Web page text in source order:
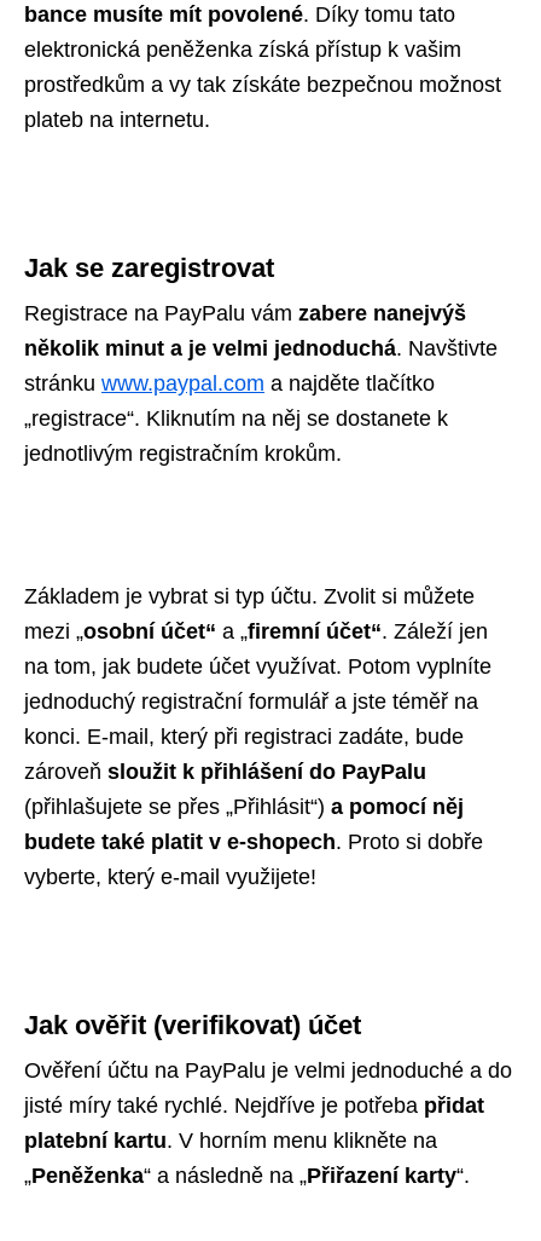
bance musíte mít povolené. Díky tomu tato
elektronická peněženka získá přístup k vašim
prostředkům a vy tak získáte bezpečnou možnost
plateb na internetu.
Jak se zaregistrovat
Registrace na PayPalu vám zabere nanejvýš
několik minut a je velmi jednoduchá. Navštivte
stránku www.paypal.com a najděte tlačítko
„registrace“. Kliknutím na něj se dostanete k
jednotlivým registračním krokům.
Základem je vybrat si typ účtu. Zvolit si můžete
mezi „osobní účet“ a „firemní účet“. Záleží jen
na tom, jak budete účet využívat. Potom vyplníte
jednoduchý registrační formulář a jste téměř na
konci. E-mail, který při registraci zadáte, bude
zároveň sloužit k přihlášení do PayPalu
(přihlašujete se přes „Přihlásit“) a pomocí něj
budete také platit v e-shopech. Proto si dobře
vyberte, který e-mail využijete!
Jak ověřit (verifikovat) účet
Ověření účtu na PayPalu je velmi jednoduché a do
jisté míry také rychlé. Nejdříve je potřeba přidat
platební kartu. V horním menu klikněte na
„Peněženka“ a následně na „Přiřazení karty“.